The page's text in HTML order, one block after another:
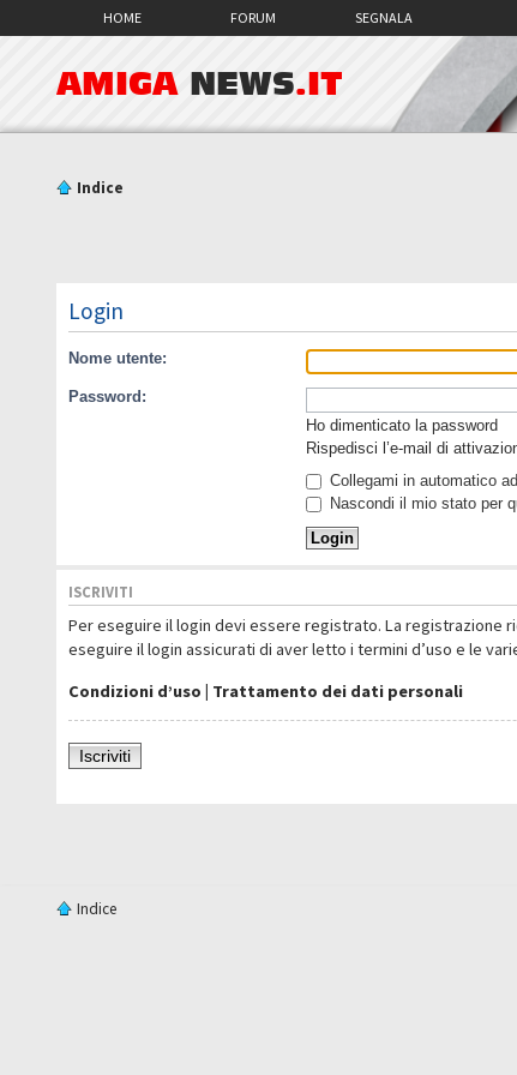
HOME FORUM SEGNALA
AMIGA NEWS.IT
Indice
Login
Nome utente:
Password:
Ho dimenticato la password
Rispedisci l’e-mail di
Collegami in automatico
Nascondi il mio stato per
ISCRIVITI
Per eseguire il login devi essere registrato. La registrazione
eseguire il login assicurati di aver letto i termini d’uso e le
Condizioni d’uso | Trattamento dei dati personali
Iscriviti
Indice